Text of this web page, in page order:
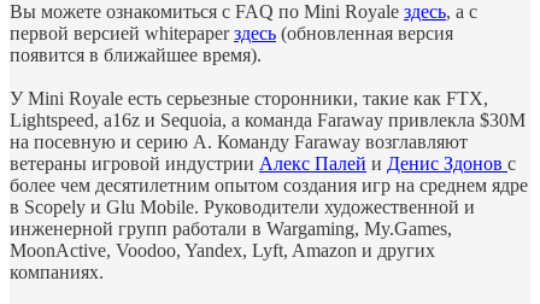
Вы можете ознакомиться с FAQ по Mini Royale здесь, а с
первой версией whitepaperздесь (обновленная версия
появится в ближайшее время).
У Mini Royale есть серьезные сторонники, такие как FTX,
Lightspeed, a16z и Sequoia, а команда Faraway привлекла $30M
на посевную и серию А. Команду Faraway возглавляют
ветераны игровой индустрии Алекс Палей и Денис Здонов с
более чем десятилетним опытом создания игр на среднем ядре
в Scopely и Glu Mobile. Руководители художественной и
инженерной групп работали в Wargaming, My.Games,
MoonActive, Voodoo, Yandex, Lyft, Amazon и других
компаниях.